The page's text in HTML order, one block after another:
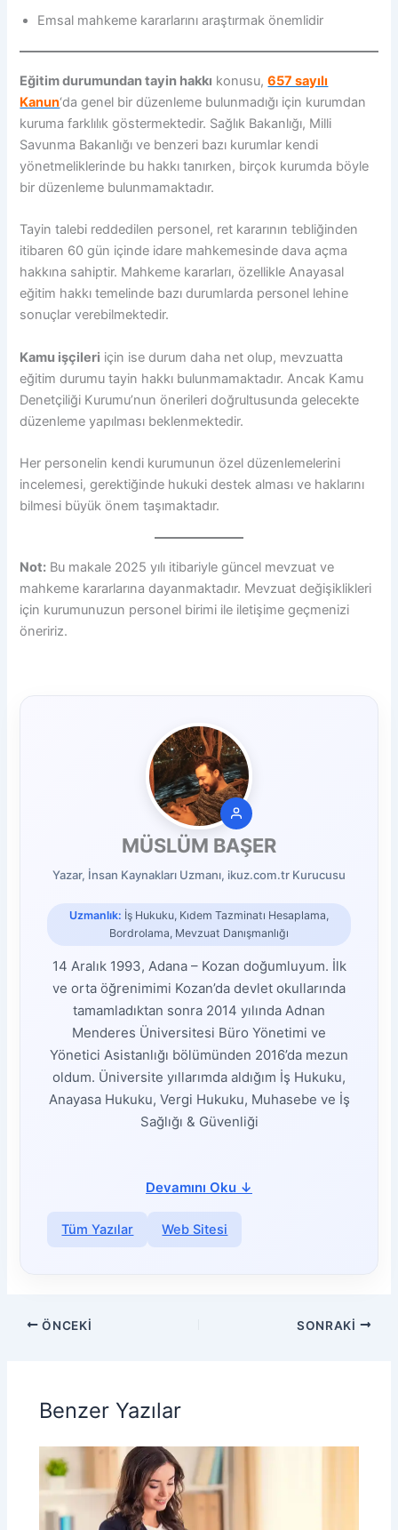
Emsal mahkeme kararlarını araştırmak önemlidir
Eğitim durumundan tayin hakkı konusu,657 sayılı
Kanun‘da genel bir düzenleme bulunmadığı için kurumdan
kuruma farklılık göstermektedir. Sağlık Bakanlığı, Milli
Savunma Bakanlığı ve benzeri bazı kurumlar kendi
yönetmeliklerinde bu hakkı tanırken, birçok kurumda böyle
bir düzenleme bulunmamaktadır.
Tayin talebi reddedilen personel, ret kararının tebliğinden
itibaren 60 gün içinde idare mahkemesinde dava açma
hakkına sahiptir. Mahkeme kararları, özellikle Anayasal
eğitim hakkı temelinde bazı durumlarda personel lehine
sonuçlar verebilmektedir.
Kamu işçileri için ise durum daha net olup, mevzuatta
eğitim durumu tayin hakkı bulunmamaktadır. Ancak Kamu
Denetçiliği Kurumu’nun önerileri doğrultusunda gelecekte
düzenleme yapılması beklenmektedir.
Her personelin kendi kurumunun özel düzenlemelerini
incelemesi, gerektiğinde hukuki destek alması ve haklarını
bilmesi büyük önem taşımaktadır.
Not: Bu makale 2025 yılı itibariyle güncel mevzuat ve
mahkeme kararlarına dayanmaktadır. Mevzuat değişiklikleri
için kurumunuzun personel birimi ile iletişime geçmenizi
öneririz.
MÜSLÜM BAŞER
Yazar, İnsan Kaynakları Uzmanı, ikuz.com.tr Kurucusu
Uzmanlık: İş Hukuku, Kıdem Tazminatı Hesaplama,
Bordrolama, Mevzuat Danışmanlığı
14 Aralık 1993, Adana – Kozan doğumluyum. İlk
ve orta öğrenimimi Kozan’da devlet okullarında
tamamladıktan sonra 2014 yılında Adnan
Menderes Üniversitesi Büro Yönetimi ve
Yönetici Asistanlığı bölümünden 2016’da mezun
oldum. Üniversite yıllarımda aldığım İş Hukuku,
Anayasa Hukuku, Vergi Hukuku, Muhasebe ve İş
Sağlığı & Güvenliği
Devamını Oku ↓
Tüm Yazılar Web Sitesi
ÖNCEKI SONRAKI
Benzer Yazılar